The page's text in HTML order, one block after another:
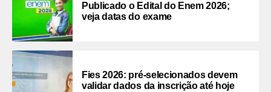
Publicado o Edital do Enem 2026;
veja datas do exame
Fies 2026: pré-selecionados devem
validar dados da inscrição até hoje